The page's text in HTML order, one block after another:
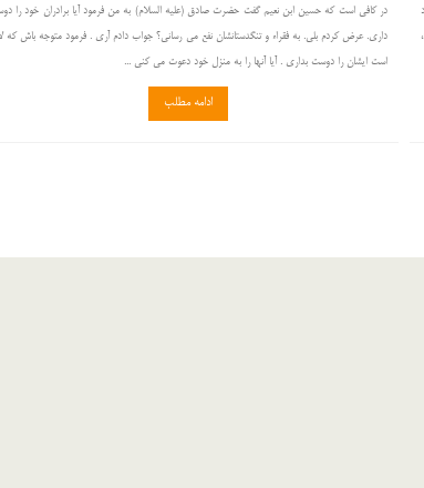
در كافى است كه حسين ابن نعيم گفت حضرت صادق (عليه السلام) به من فرمود آيا برادران خود را
دارى. عرض كردم بلى. به فقراء و تنگدستانشان نفع مى رسانى؟ جواب دادم آرى . فرمود متوجه باش كه
است ايشان را دوست بدارى . آيا آنها را به منزل خود دعوت مى كنى ...
ادامه مطلب